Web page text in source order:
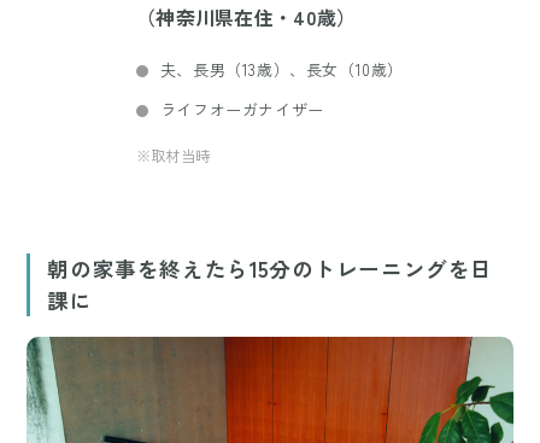
（神奈川県在住・40歳）
夫、長男（13歳）、長女（10歳）
ライフオーガナイザー
※取材当時
朝の家事を終えたら15分のトレーニングを日
課に